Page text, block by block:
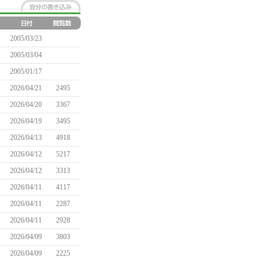
2005/03/23
2005/03/04
2005/01/17
2026/04/21
2495
2026/04/20
3367
2026/04/19
3495
2026/04/13
4918
2026/04/12
5217
2026/04/12
3313
2026/04/11
4117
2026/04/11
2287
2026/04/11
2928
2026/04/09
3803
2026/04/09
2225